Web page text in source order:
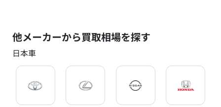
他メーカーから買取相場を探す
日本車